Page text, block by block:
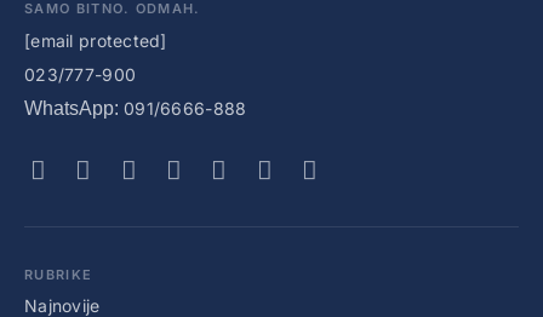
SAMO BITNO. ODMAH.
[email protected]
023/777-900
WhatsApp: 091/6666-888
RUBRIKE
Najnovije